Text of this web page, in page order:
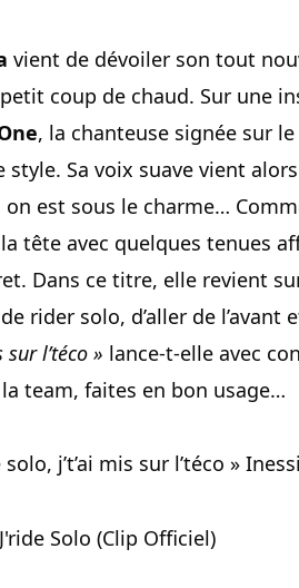
vient de dévoiler son tout
coup de chaud. Sur une
, la chanteuse signée sur
style. Sa voix suave vient
est sous le charme…
tête avec quelques tenues
Dans ce titre, elle revient
rider solo, d’aller de l’avant
sur l’téco » lance-t-elle avec
team, faites en bon usage…
j’t’ai mis sur l’téco »
Solo (Clip Officiel)